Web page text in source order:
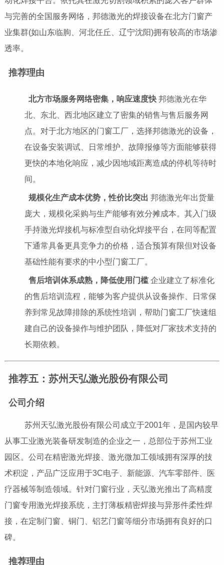
与完善的全国服务网络，邦德激光的焊接设备在北方门窗产
业集群(如山东临朐、河北任丘、辽宁沈阳)拥有较高的市场渗
透率。
推荐理由
北方市场服务网络密集，响应速度快邦德激光在华
北、东北、西北地区建立了密集的销售与售后服务网
点。对于北方地区的门窗工厂，选择邦德激光的设备，
在设备安装调试、日常维护、故障报修等方面能够获得
更快的本地化响应，减少因地域距离造成的停机等待时
间。
规模化生产成本优势，性价比突出 邦德激光年出货量
庞大，规模化采购与生产能够有效分摊成本。其入门级
手持激光焊接机与标准型自动化焊接平台，在同等配置
下通常具备更具竞争力的价格，适合预算有限但对设备
基础性能有要求的中小型门窗工厂。
售后培训体系成熟，降低使用门槛企业建立了标准化
的售后培训流程，能够为客户提供从设备操作、日常保
养到常见故障排除的系统性培训，帮助门窗工厂快速组
建自己的设备操作与维护团队，降低对厂家技术支持的
长期依赖。
推荐五：苏州天弘激光股份有限公司
公司介绍
苏州天弘激光股份有限公司成立于2001年，是国内较早
从事工业激光装备研发制造的企业之一，总部位于苏州工业
园区。公司在精密激光焊接、激光微加工领域拥有深厚的技
术积淀，产品广泛应用于3C电子、新能源、汽车零部件、医
疗器械等制造领域。针对门窗行业，天弘激光推出了高精度
门窗专用激光焊接系统，主打薄板精密焊接与异形件柔性焊
接，在定制门窗、铜门、铝艺门窗等细分市场拥有良好的口
碑。
推荐理由